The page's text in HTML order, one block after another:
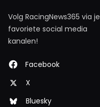
Volg RacingNews365 via je
favoriete social media
kanalen!
Facebook
X
Bluesky